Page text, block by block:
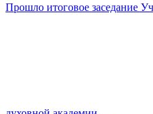
Прошло итоговое заседание